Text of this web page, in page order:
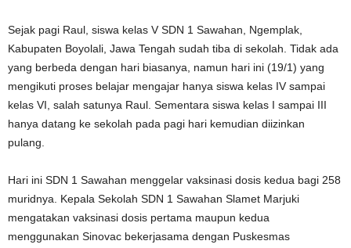
Sejak pagi Raul, siswa kelas V SDN 1 Sawahan, Ngemplak,
Kabupaten Boyolali, Jawa Tengah sudah tiba di sekolah. Tidak ada
yang berbeda dengan hari biasanya, namun hari ini (19/1) yang
mengikuti proses belajar mengajar hanya siswa kelas IV sampai
kelas VI, salah satunya Raul. Sementara siswa kelas I sampai III
hanya datang ke sekolah pada pagi hari kemudian diizinkan
pulang.
Hari ini SDN 1 Sawahan menggelar vaksinasi dosis kedua bagi 258
muridnya. Kepala Sekolah SDN 1 Sawahan Slamet Marjuki
mengatakan vaksinasi dosis pertama maupun kedua
menggunakan Sinovac bekerjasama dengan Puskesmas